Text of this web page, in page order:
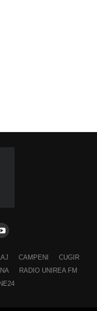
CAMPENI
CUGIR
RADIO UNIREA FM